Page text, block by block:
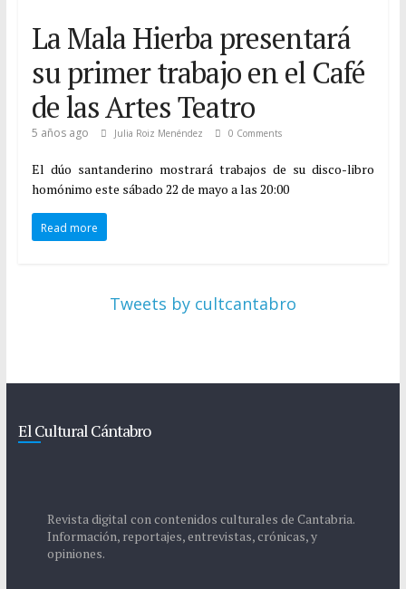
La Mala Hierba presentará
su primer trabajo en el Café
de las Artes Teatro
5 años ago Julia Roiz Menéndez 0 Comments
El dúo santanderino mostrará trabajos de su disco-libro
homónimo este sábado 22 de mayo a las 20:00
Read more
Tweets by cultcantabro
El Cultural Cántabro
Revista digital con contenidos culturales de Cantabria.
Información, reportajes, entrevistas, crónicas, y
opiniones.